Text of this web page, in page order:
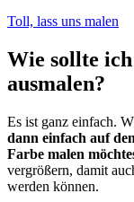
Toll, lass uns malen
Wie sollte
ausmalen?
Es ist ganz einfach.
dann einfach auf
Farbe malen
vergrößern, damit
werden können.